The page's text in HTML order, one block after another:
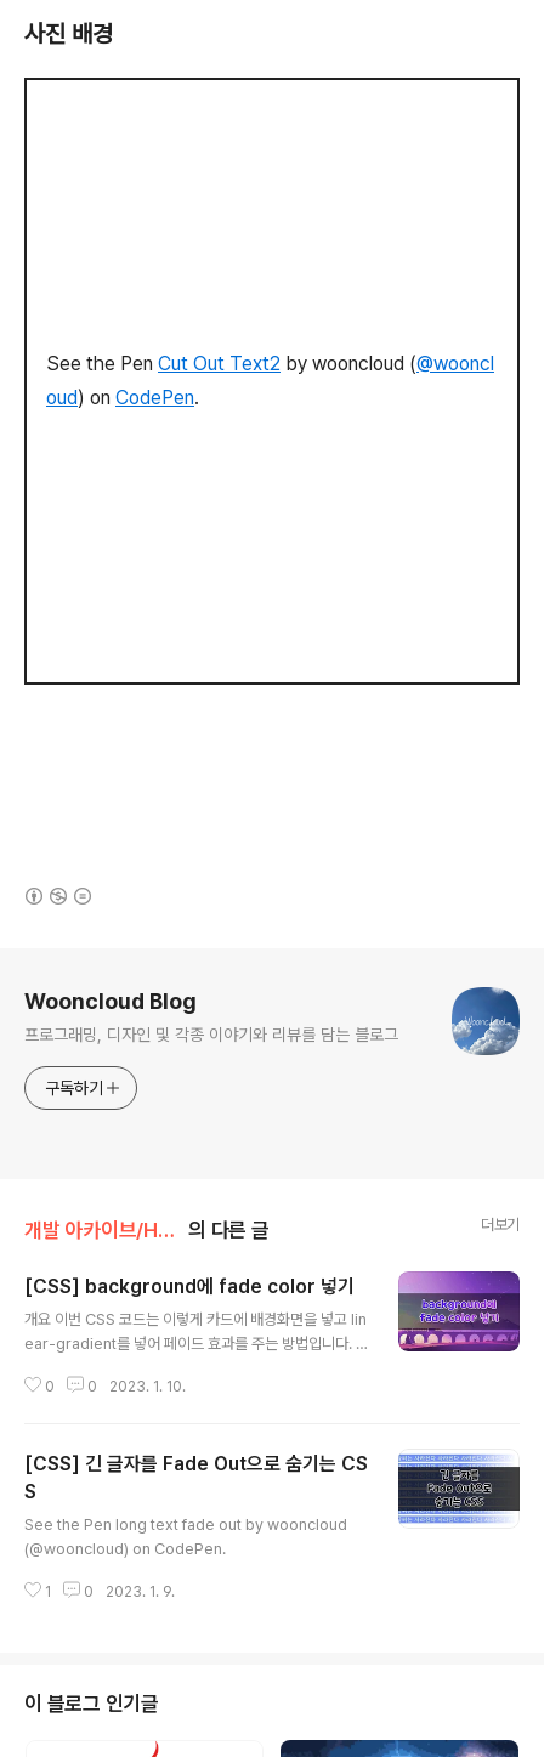
사진 배경
See the Pen Cut Out Text2 by wooncloud (@wooncl
oud) on CodePen.
Wooncloud Blog
프로그래밍, 디자인 및 각종 이야기와 리뷰를 담는 블로그
구독하기
개발 아카이브/HTML, CSS 의 다른 글 더보기
[CSS] background에 fade color 넣기
개요 이번 CSS 코드는 이렇게 카드에 배경화면을 넣고 lin
ear-gradient를 넣어 페이드 효과를 주는 방법입니다. b
지 url 순서로 넣어서 효과를 완성할 수 있습니다. .card-f
-bg-left { background: linear-gradient(to left, #
000F, #0000), url('image url'); } .card-fade-bg-t
0 0 2023. 1. 10.
[CSS] 긴 글자를 Fade Out으로 숨기는 CS
S
See the Pen long text fade out by wooncloud
(@wooncloud) on CodePen.
1 0 2023. 1. 9.
이 블로그 인기글